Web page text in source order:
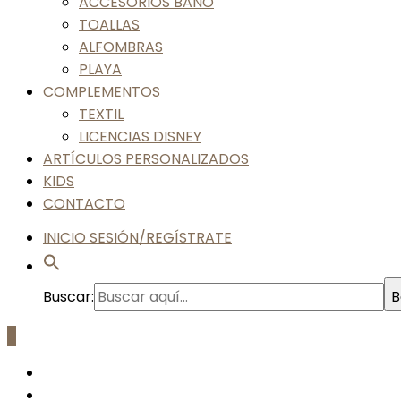
TOALLAS
ALFOMBRAS
PLAYA
COMPLEMENTOS
TEXTIL
LICENCIAS DISNEY
ARTÍCULOS PERSONALIZADOS
KIDS
CONTACTO
INICIO SESIÓN/REGÍSTRATE
Buscar: